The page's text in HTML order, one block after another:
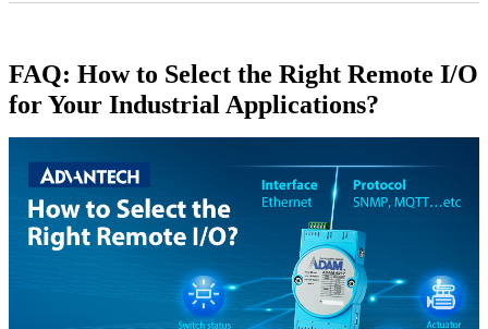
FAQ: How to Select the Right Remote I/O
for Your Industrial Applications?